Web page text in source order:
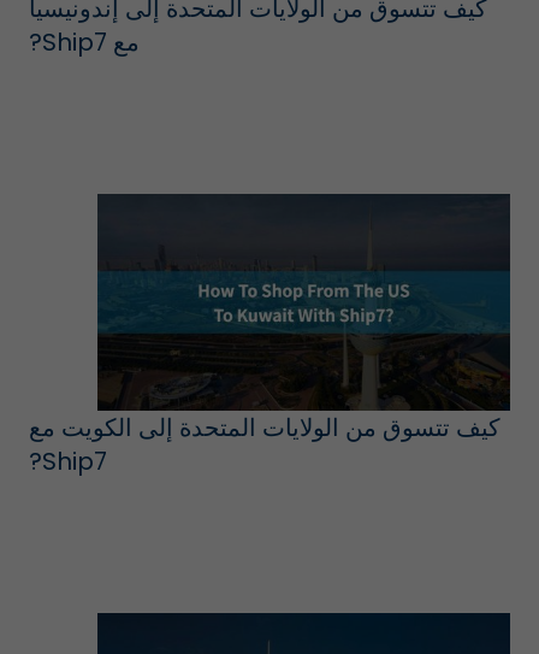
كيف تتسوق من الولايات المتحدة إلى إندونيسيا
مع Ship7?
كيف تتسوق من الولايات المتحدة إلى الكويت مع
Ship7?